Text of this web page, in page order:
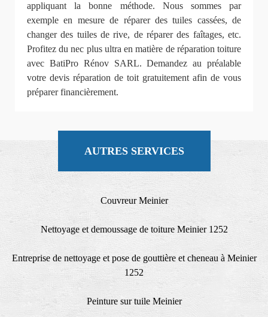
appliquant la bonne méthode. Nous sommes par
exemple en mesure de réparer des tuiles cassées, de
changer des tuiles de rive, de réparer des faîtages, etc.
Profitez du nec plus ultra en matière de réparation toiture
avec BatiPro Rénov SARL. Demandez au préalable
votre devis réparation de toit gratuitement afin de vous
préparer financièrement.
AUTRES SERVICES
Couvreur Meinier
Nettoyage et demoussage de toiture Meinier 1252
Entreprise de nettoyage et pose de gouttière et cheneau à Meinier
1252
Peinture sur tuile Meinier